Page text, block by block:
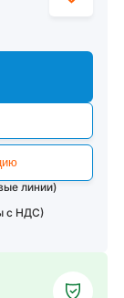
линии)
с НДС)